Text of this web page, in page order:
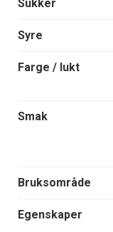
Sukker
Syre
Farge / lukt
Smak
Bruksområde
Egenskaper